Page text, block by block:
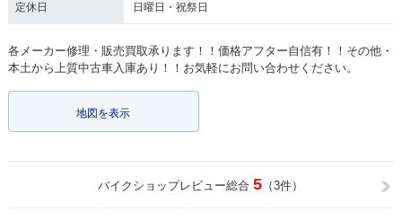
定休日 日曜日・祝祭日
各メーカー修理・販売買取承ります！！価格アフター自信有！！その他・
本土から上質中古車入庫あり！！お気軽にお問い合わせください。
地図を表示
バイクショップレビュー総合 5 （3件）